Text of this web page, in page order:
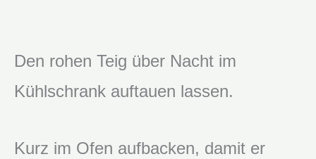
Den rohen Teig über Nacht im
Kühlschrank auftauen lassen.
Kurz im Ofen aufbacken, damit er